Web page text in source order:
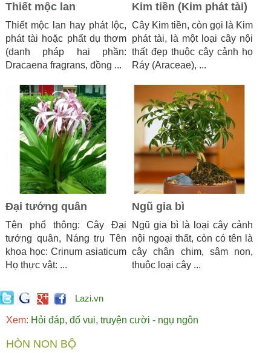
Thiết mộc lan
Thiết mộc lan hay phát lộc,
phát tài hoặc phất dụ thơm
(danh pháp hai phần:
Dracaena fragrans, đồng ...
Kim tiền (Kim phát tài)
Cây Kim tiền, còn gọi là Kim
phát tài, là một loại cây nội
thất đẹp thuộc cây cảnh họ
Ráy (Araceae), ...
Đại tướng quân
Tên phổ thông: Cây Đại
tướng quân, Náng trụ Tên
khoa học: Crinum asiaticum
Họ thực vật: ...
Ngũ gia bì
Ngũ gia bì là loại cây cảnh
nội ngoại thất, còn có tên là
cây chân chim, sâm non,
thuộc loại cây ...
Lazi.vn
Xem: Hỏi đáp, đố vui, truyện cười - ngụ ngôn
HÒN NON BỘ